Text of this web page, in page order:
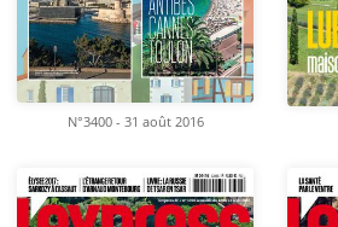
N°3400 - 31 août 2016